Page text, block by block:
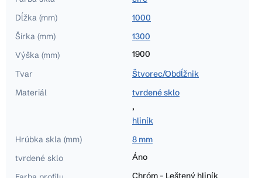
Dĺžka (mm)
1000
Šírka (mm)
1300
Výška (mm)
1900
Tvar
Štvorec/Obdĺžnik
Materiál
tvrdené sklo
,
hliník
Hrúbka skla (mm)
8 mm
tvrdené sklo
Áno
Chróm - Leštený hliník